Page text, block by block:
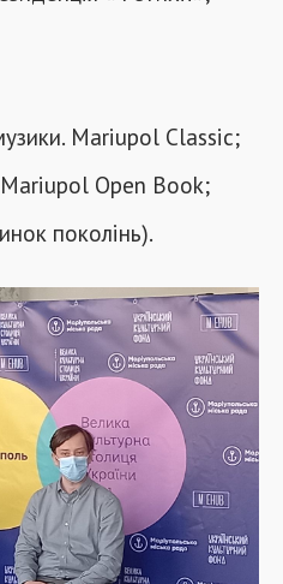
Mariupol Classic;
Open Book;
поколінь).